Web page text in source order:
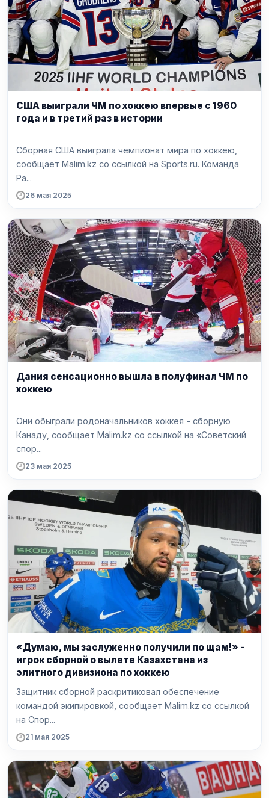
США выиграли ЧМ по хоккею впервые с 1960
года и в третий раз в истории
Сборная США выиграла чемпионат мира по хоккею,
сообщает Malim.kz со ссылкой на Sports.ru. Команда
Ра...
26 мая 2025
Дания сенсационно вышла в полуфинал ЧМ по
хоккею
Они обыграли родоначальников хоккея - сборную
Канаду, сообщает Malim.kz со ссылкой на «Советский
спор...
23 мая 2025
«Думаю, мы заслуженно получили по щам!» -
игрок сборной о вылете Казахстана из
элитного дивизиона по хоккею
Защитник сборной раскритиковал обеспечение
командой экипировкой, сообщает Malim.kz со ссылкой
на Спор...
21 мая 2025